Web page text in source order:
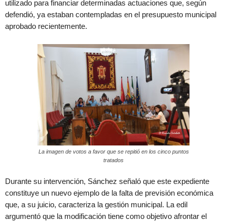
utilizado para financiar determinadas actuaciones que, según
defendió, ya estaban contempladas en el presupuesto municipal
aprobado recientemente.
La imagen de votos a favor que se repitió en los cinco puntos
tratados
Durante su intervención, Sánchez señaló que este expediente
constituye un nuevo ejemplo de la falta de previsión económica
que, a su juicio, caracteriza la gestión municipal. La edil
argumentó que la modificación tiene como objetivo afrontar el